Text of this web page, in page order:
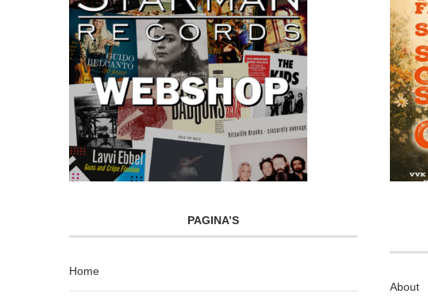
PAGINA’S
Home
About